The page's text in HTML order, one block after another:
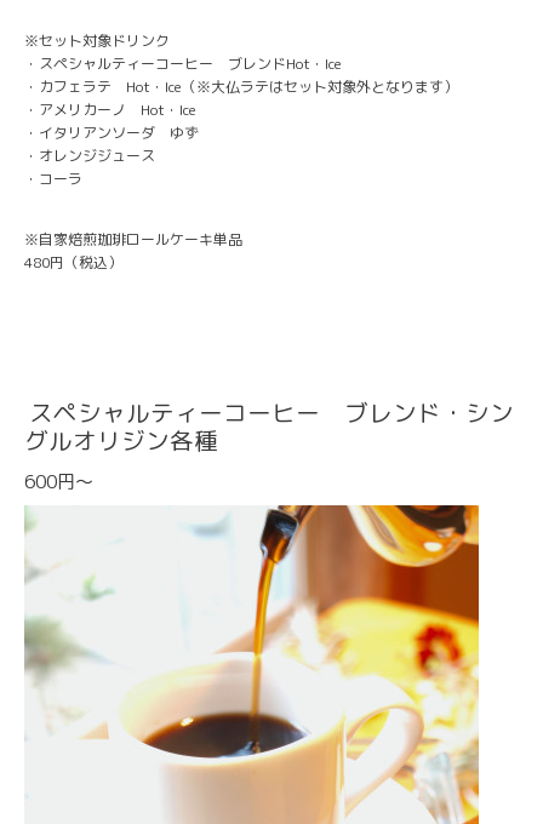
※セット対象ドリンク
・スペシャルティーコーヒー ブレンドHot・Ice
・カフェラテ Hot・Ice（※大仏ラテはセット対象外となります）
・アメリカーノ Hot・Ice
・イタリアンソーダ ゆず
・オレンジジュース
・コーラ
※自家焙煎珈琲ロールケーキ単品
480円（税込）
スペシャルティーコーヒー ブレンド・シン
グルオリジン各種
600円～